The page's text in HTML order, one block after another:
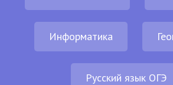
Информатика
Русский язык ОГЭ